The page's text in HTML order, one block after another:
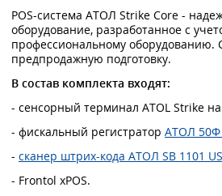
POS-система АТОЛ Strike Core -
оборудование, разработанное с
профессиональному оборудованию.
предпродажную подготовку.
В состав комплекта входят:
- сенсорный терминал ATOL Strike
- фискальный регистратор АТОЛ 50Ф
- сканер штрих-кода АТОЛ SB 1101
- Frontol xPOS.